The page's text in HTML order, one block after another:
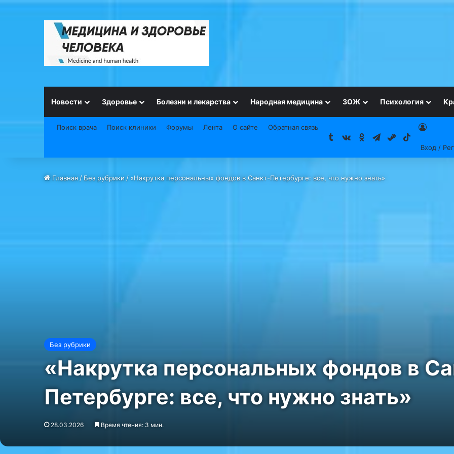
Новости Здоровье Болезни и лекарства Народная медицина ЗОЖ Психология
Поиск врача Поиск клиники Форумы Лента О сайте Обратная связь
Tumblrvk.comОдноклассники
Telegram
Steam
Вход /
Главная/Без рубрики /«Накрутка персональных фондов в Санкт-Петербурге: все, что нужно знать»
Без рубрики
«Накрутка персональных фондов в
Петербурге: все, что нужно знать»
28.03.2026 Время чтения: 3 мин.